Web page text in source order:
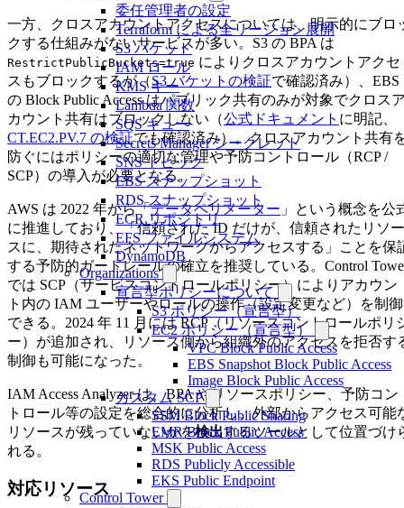
委任管理者の設定
Terraform による全リージョン展開
S3 バケット
IAM ロール
KMS キー
Lambda 関数
SQS キュー
Secrets Manager シークレット
SNS トピック
EBS スナップショット
RDS スナップショット
ECR リポジトリ
EFS ファイルシステム
DynamoDB
Organizations
宣言型ポリシーについて
S3 ポリシー（宣言型）
EC2 ポリシー（宣言型）
VPC Block Public Access
EBS Snapshot Block Public Access
Image Block Public Access
カスタム SCP
SSM Block Public Sharing
EMR Block Public Access
MSK Public Access
RDS Publicly Accessible
EKS Public Endpoint
Control Tower
一方、クロスアカウントアクセスについては、明示的にブロ
クする仕組みがないサービスが多い。S3 の BPA は
RestrictPublicBuckets=true によりクロスアカウントアクセ
スもブロックするが（S3 バケットの検証で確認済み）、EBS
の Block Public Access はパブリック共有のみが対象でクロス
カウント共有はブロックしない（公式ドキュメント に明記、
CT.EC2.PV.7 の検証でも確認済み）。クロスアカウント共有
防ぐにはポリシーの適切な管理や予防コントロール（RCP /
SCP）の導入が必要となる。
AWS は 2022 年から「データペリメーター 」という概念を公
に推進しており、「信頼された ID だけが、信頼されたリソー
スに、期待されたネットワークからアクセスする」ことを保
する予防的ガードレールの確立を推奨している。Control
では SCP（サービスコントロールポリシー）によりアカウン
ト内の IAM ユーザーやロールの操作（設定変更など）を制御
できる。2024 年 11 月には RCP（リソースコントロールポリ
ー）が追加され、リソース側から組織外のアクセスを拒否す
制御も可能になった。
IAM Access Analyzer は、BPA やリソースポリシー、予防コン
トロール等の設定を総合的に分析し、外部からアクセス可能
リソースが残っていないかを検出するツールとして位置づけ
れる。
対応リソース